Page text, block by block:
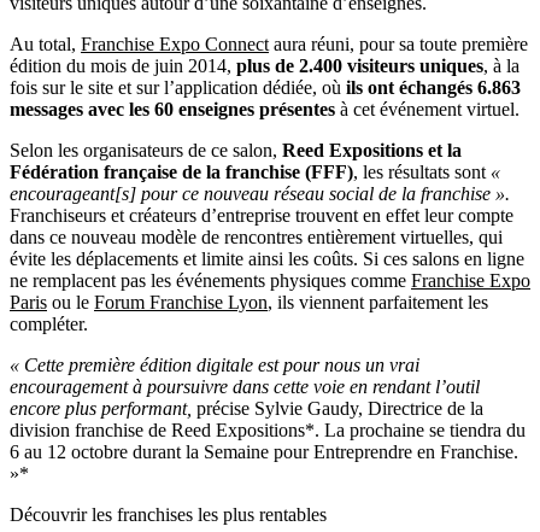
Au total, Franchise Expo Connectaura réuni, pour sa toute première
édition du mois de juin 2014, plus de 2.400 visiteurs uniques, à la
fois sur le site et sur l’application dédiée, où ils ont échangés 6.863
messages avec les 60 enseignes présentes à cet événement virtuel.
Selon les organisateurs de ce salon, Reed Expositions et la
Fédération française de la franchise (FFF), les résultats sont «
encourageant[s] pour ce nouveau réseau social de la franchise ».
Franchiseurs et créateurs d’entreprise trouvent en effet leur compte
dans ce nouveau modèle de rencontres entièrement virtuelles, qui
évite les déplacements et limite ainsi les coûts. Si ces salons en ligne
ne remplacent pas les événements physiques comme Franchise Expo
Paris ou le Forum Franchise Lyon, ils viennent parfaitement les
compléter.
« Cette première édition digitale est pour nous un vrai
encouragement à poursuivre dans cette voie en rendant l’outil
encore plus performant, précise Sylvie Gaudy, Directrice de la
division franchise de Reed Expositions*. La prochaine se tiendra du
6 au 12 octobre durant la Semaine pour Entreprendre en Franchise.
»*
Découvrir les franchises les plus rentables